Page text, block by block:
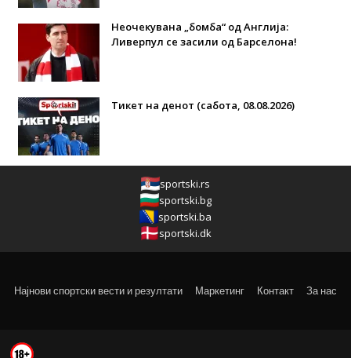
Неочекувана „бомба“ од Англија:
Ливерпул се засили од Барселона!
Тикет на денот (сабота, 08.08.2026)
sportski.rs
sportski.bg
sportski.ba
sportski.dk
Најнови спортски вести и резултати Маркетинг Контакт За нас